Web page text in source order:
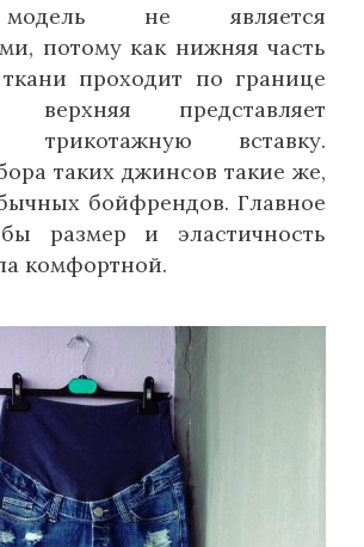
не является
потому как нижняя часть
проходит по границе
представляет
трикотажную вставку.
таких джинсов такие же,
бойфрендов. Главное
размер и эластичность
комфортной.